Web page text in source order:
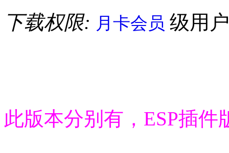
下载权限: 月卡会员 级用
此版本分别有，ESP插